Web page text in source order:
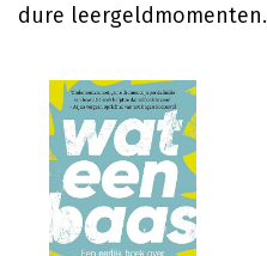
dure leergeldmomenten.